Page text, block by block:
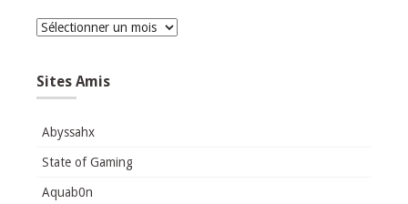
Archives
Sites Amis
Abyssahx
State of Gaming
Aquab0n